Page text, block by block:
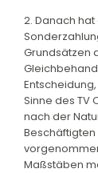
2. Danach
Grundsätzen
Sinne des TV
nach der
Maßstäben